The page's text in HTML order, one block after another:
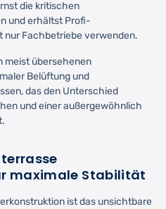
die kritischen
und erhältst Profi-
nur Fachbetriebe verwenden.
meist übersehenen
Belüftung und
das den Unterschied
und einer außergewöhnlich
maximale Stabilität
ist das unsichtbare